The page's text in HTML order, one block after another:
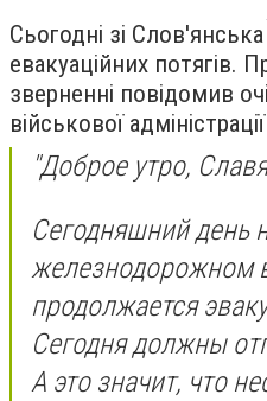
Сьогодні зі
евакуаційних потягів.
зверненні повідомив
військової
"Доброе утро,
Сегодняшний день
железнодорожном
продолжается
Сегодня должны
А это значит, что